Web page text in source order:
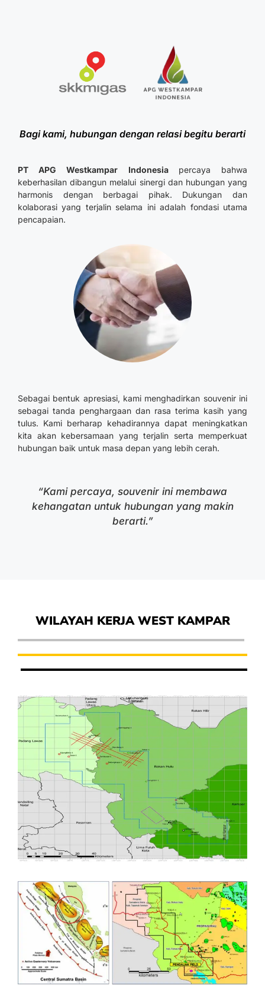
Bagi kami, hubungan dengan relasi begitu berarti
PT APG Westkampar Indonesia percaya bahwa
keberhasilan dibangun melalui sinergi dan hubungan yang
harmonis dengan berbagai pihak. Dukungan dan
kolaborasi yang terjalin selama ini adalah fondasi utama
pencapaian.
Sebagai bentuk apresiasi, kami menghadirkan souvenir ini
sebagai tanda penghargaan dan rasa terima kasih yang
tulus. Kami berharap kehadirannya dapat meningkatkan
kita akan kebersamaan yang terjalin serta memperkuat
hubungan baik untuk masa depan yang lebih cerah.
“Kami percaya, souvenir ini membawa
kehangatan untuk hubungan yang makin
berarti.”
WILAYAH KERJA WEST KAMPAR